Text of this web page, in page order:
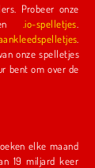
Probeer onze
.io-spelletjes
om over de
elke maand
19 miljard keer